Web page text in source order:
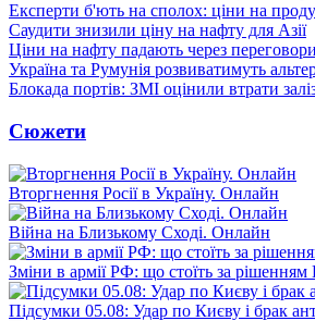
Експерти б'ють на сполох: ціни на
Саудити знизили ціну на нафту для Азії
Ціни на нафту падають через
Україна та Румунія розвиватимуть
Блокада портів: ЗМІ оцінили втрати
Сюжети
Вторгнення Росії в Україну. Онлайн
Війна на Близькому Сході. Онлайн
Зміни в армії РФ: що стоїть за рішенням
Підсумки 05.08: Удар по Києву і брак